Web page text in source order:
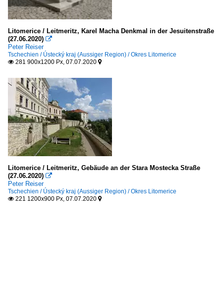
Litomerice / Leitmeritz, Karel Macha Denkmal in der Jesuitenstraße
(27.06.2020) 
Peter Reiser
Tschechien / Ústecký kraj (Aussiger Region) / Okres Litomerice
 281 900x1200 Px, 07.07.2020 
Litomerice / Leitmeritz, Gebäude an der Stara Mostecka Straße
(27.06.2020) 
Peter Reiser
Tschechien / Ústecký kraj (Aussiger Region) / Okres Litomerice
 221 1200x900 Px, 07.07.2020 